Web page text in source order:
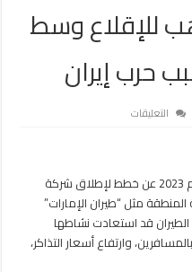
للإقلاع وسط
حرب إيران
التعليقات
للإقلاع
وسط
اضطرابات
السفر
بسبب
وكالات: عندما كشفت السعودية في عام 2023 عن خطط لإطلاق شركة
مثل “طيران الإمارات”
قد استعادت نشاطها
وارتفاع أسعار التذاكر،